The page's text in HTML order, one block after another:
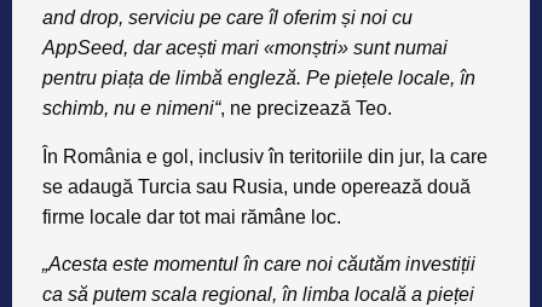
and drop, serviciu pe care îl oferim și noi cu
AppSeed, dar acești mari «monștri» sunt numai
pentru piața de limbă engleză. Pe piețele locale, în
schimb, nu e nimeni“, ne precizează Teo.
În România e gol, inclusiv în teritoriile din jur, la care
se adaugă Turcia sau Rusia, unde operează două
firme locale dar tot mai rămâne loc.
„Acesta este momentul în care noi căutăm investiții
ca să putem scala regional, în limba locală a pieței